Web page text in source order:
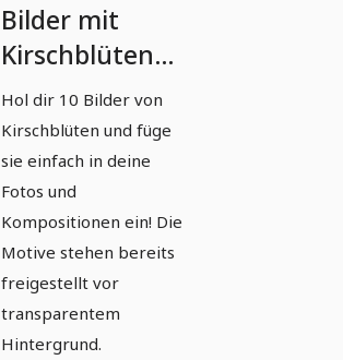
Bilder mit
Kirschblüten
und fallenden
Blütenblättern
vor
transparentem
Hintergrund
Hol dir 10 Bilder von
Kirschblüten und füge
sie einfach in deine
Fotos und
Kompositionen ein! Die
Motive stehen bereits
freigestellt vor
transparentem
Hintergrund.